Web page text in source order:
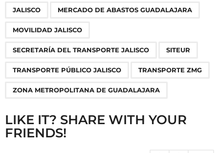
gJALISCO MERCADO DE ABASTOS GUADALAJARA
MOVILIDAD JALISCO
SECRETARÍA DEL TRANSPORTE JALISCO SITEUR
TRANSPORTE PÚBLICO JALISCO TRANSPORTE ZMG
ZONA METROPOLITANA DE GUADALAJARA
LIKE IT? SHARE WITH YOUR
FRIENDS!